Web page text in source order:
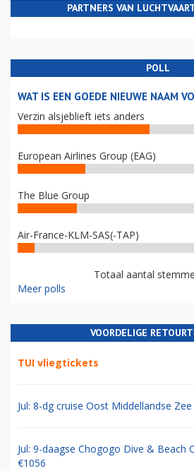
PARTNERS VAN
POLL
WAT IS EEN GOEDE NIEUWE NAAM
Verzin alsjeblieft iets anders
European Airlines Group (EAG)
The Blue Group
Air-France-KLM-SAS(-TAP)
Totaal aantal
Meer polls
VOORDELIGE
TUI vliegtickets
Jul: 8-dg cruise Oost Middellandse
Jul: 9-daagse Chogogo Dive & Beach
€1056